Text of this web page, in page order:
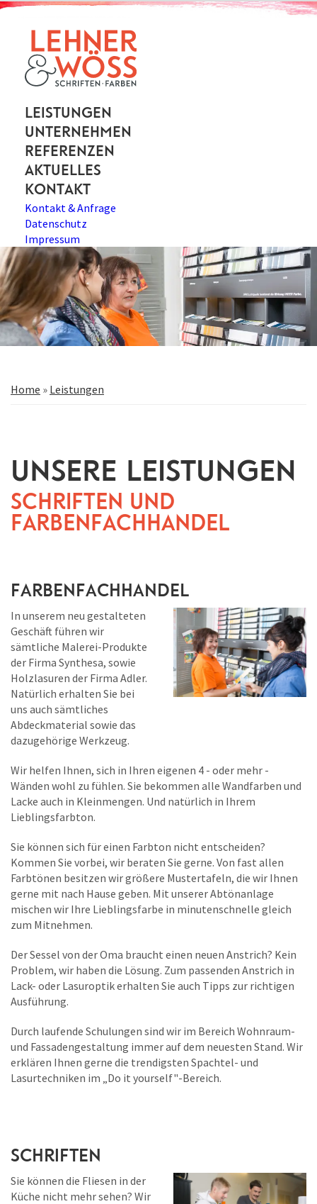
Leistungen
Unternehmen
Referenzen
Aktuelles
Kontakt
Kontakt & Anfrage
Datenschutz
Impressum
Home » Leistungen
Unsere Leistungen
Schriften und
Farbenfachhandel
Farbenfachhandel
In unserem neu gestalteten
Geschäft führen wir
sämtliche Malerei-Produkte
der Firma Synthesa, sowie
Holzlasuren der Firma Adler.
Natürlich erhalten Sie bei
uns auch sämtliches
Abdeckmaterial sowie das
dazugehörige Werkzeug.
Wir helfen Ihnen, sich in Ihren eigenen 4 - oder mehr -
Wänden wohl zu fühlen. Sie bekommen alle Wandfarben und
Lacke auch in Kleinmengen. Und natürlich in Ihrem
Lieblingsfarbton.
Sie können sich für einen Farbton nicht entscheiden?
Kommen Sie vorbei, wir beraten Sie gerne. Von fast allen
Farbtönen besitzen wir größere Mustertafeln, die wir Ihnen
gerne mit nach Hause geben. Mit unserer Abtönanlage
mischen wir Ihre Lieblingsfarbe in minutenschnelle gleich
zum Mitnehmen.
Der Sessel von der Oma braucht einen neuen Anstrich? Kein
Problem, wir haben die Lösung. Zum passenden Anstrich in
Lack- oder Lasuroptik erhalten Sie auch Tipps zur richtigen
Ausführung.
Durch laufende Schulungen sind wir im Bereich Wohnraum-
und Fassadengestaltung immer auf dem neuesten Stand. Wir
erklären Ihnen gerne die trendigsten Spachtel- und
Lasurtechniken im „Do it yourself"-Bereich.
Schriften
Sie können die Fliesen in der
Küche nicht mehr sehen? Wir